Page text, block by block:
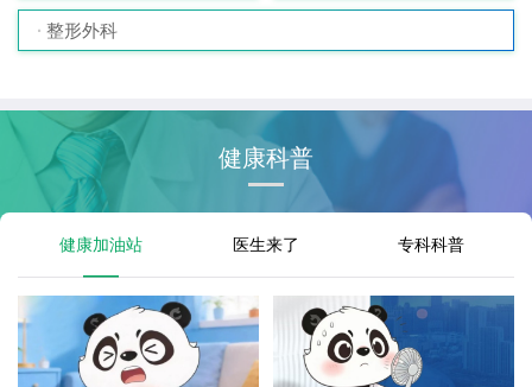
整形外科
健康科普
健康加油站 医生来了 专科科普